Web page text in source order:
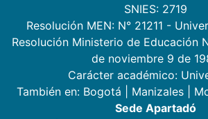
SNIES: 2719
Resolución MEN: N° 21211 -
Resolución Ministerio de Educación
de noviembre 9 de
Carácter académico:
También en: Bogotá Manizales|
Sede Apartadó